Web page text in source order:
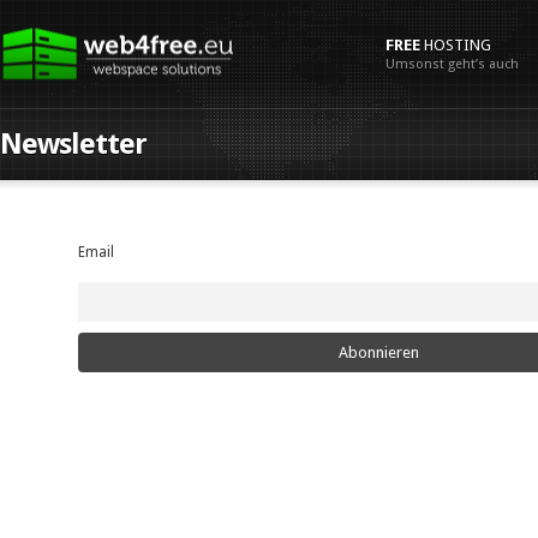
FREEHOSTING
Umsonst geht’s auch
Newsletter
Email